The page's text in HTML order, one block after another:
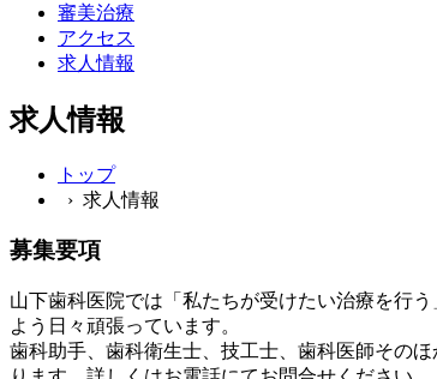
審美治療
アクセス
求人情報
求人情報
トップ
› 求人情報
募集要項
山下歯科医院では「私たちが受けたい治療を行
よう日々頑張っています。
歯科助手、歯科衛生士、技工士、歯科医師その